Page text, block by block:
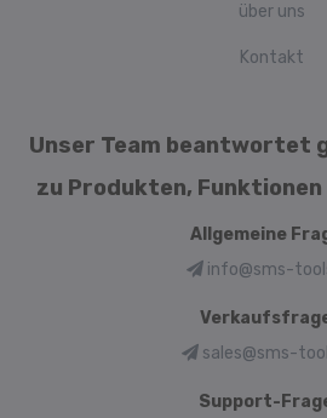
über uns
Kontakt
Unser Team beantwortet
zu Produkten,
Allgemeine
info@sms-
sales@sms-
Support-